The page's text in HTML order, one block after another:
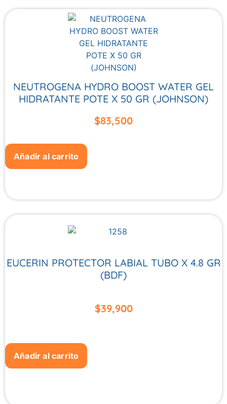
NEUTROGENA HYDRO BOOST WATER GEL
HIDRATANTE POTE X 50 GR (JOHNSON)
$83,500
Añadir al carrito
EUCERIN PROTECTOR LABIAL TUBO X 4.8 GR
(BDF)
$39,900
Añadir al carrito